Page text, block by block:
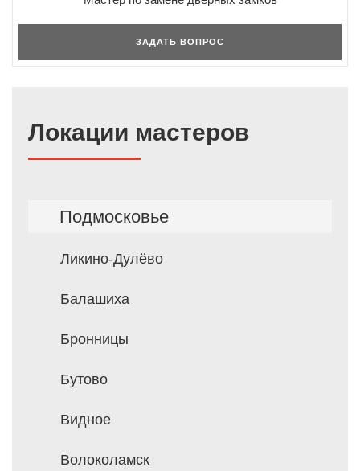
ЗАДАТЬ ВОПРОС
Локации мастеров
Подмосковье
Ликино-Дулёво
Балашиха
Бронницы
Бутово
Видное
Волоколамск